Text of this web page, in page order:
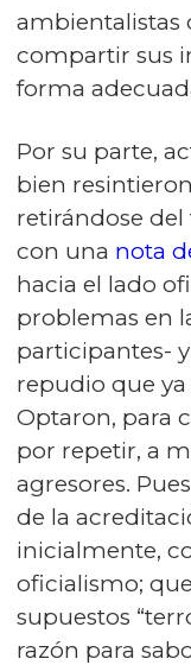
ambientalistas
compartir sus
forma
Por su parte,
bien
retirándose
con una nota
hacia el lado
problemas en
participantes-
repudio que
Optaron, para
por repetir, a
agresores.
de la
inicialmente,
oficialismo;
supuestos
razón para